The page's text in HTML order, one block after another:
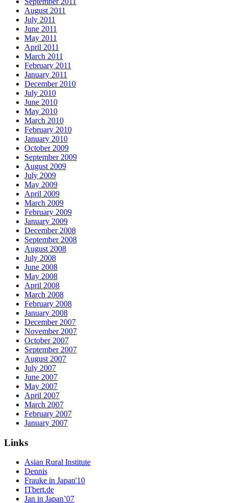
August 2011
July 2011
June 2011
May 2011
April 2011
March 2011
February 2011
January 2011
December 2010
July 2010
June 2010
May 2010
March 2010
February 2010
January 2010
October 2009
September 2009
August 2009
July 2009
May 2009
April 2009
March 2009
February 2009
January 2009
December 2008
September 2008
August 2008
July 2008
June 2008
May 2008
April 2008
March 2008
February 2008
January 2008
December 2007
November 2007
October 2007
September 2007
August 2007
July 2007
June 2007
May 2007
April 2007
March 2007
February 2007
January 2007
Links
Asian Rural Institute
Dennis
Frauke in Japan'10
ITbert.de
Jan in Japan’07